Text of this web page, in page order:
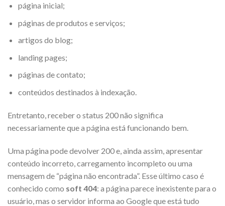
página inicial;
páginas de produtos e serviços;
artigos do blog;
landing pages;
páginas de contato;
conteúdos destinados à indexação.
Entretanto, receber o status 200 não significa
necessariamente que a página está funcionando bem.
Uma página pode devolver 200 e, ainda assim, apresentar
conteúdo incorreto, carregamento incompleto ou uma
mensagem de “página não encontrada”. Esse último caso é
conhecido como soft 404: a página parece inexistente para o
usuário, mas o servidor informa ao Google que está tudo